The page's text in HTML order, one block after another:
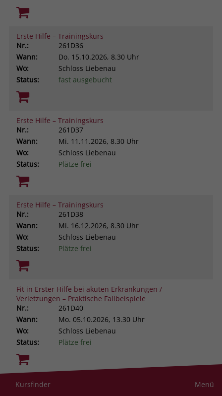
Erste Hilfe – Trainingskurs
Nr.:
261D36
Wann:
Do. 15.10.2026, 8.30 Uhr
Wo:
Schloss Liebenau
Status:
fast ausgebucht
Erste Hilfe – Trainingskurs
Nr.:
261D37
Wann:
Mi. 11.11.2026, 8.30 Uhr
Wo:
Schloss Liebenau
Status:
Plätze frei
Erste Hilfe – Trainingskurs
Nr.:
261D38
Wann:
Mi. 16.12.2026, 8.30 Uhr
Wo:
Schloss Liebenau
Status:
Plätze frei
Fit in Erster Hilfe bei akuten Erkrankungen /
Verletzungen – Praktische Fallbeispiele
Nr.:
261D40
Wann:
Mo. 05.10.2026, 13.30 Uhr
Wo:
Schloss Liebenau
Status:
Plätze frei
Resilienz im helfenden Beruf. Was uns stark macht
Kursfinder Menü